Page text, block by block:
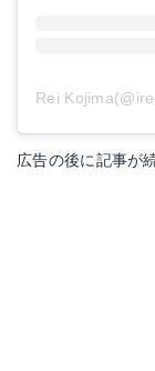
Rei
広告の後に記事が